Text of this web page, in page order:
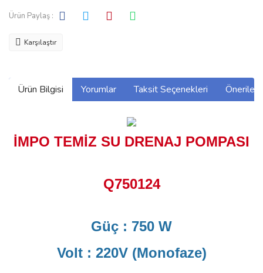
Ürün Paylaş :
Karşılaştır
Ürün Bilgisi Yorumlar Taksit Seçenekleri
İMPO TEMİZ SU DRENAJ POMPASI
Q750124
Güç : 750 W
Volt : 220V (Monofaze)